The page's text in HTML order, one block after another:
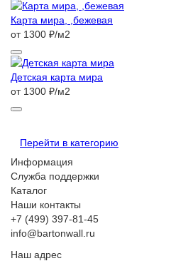
Карта мира, ,бежевая
от 1300 ₽/м2
Детская карта мира
от 1300 ₽/м2
Перейти в категорию
Информация
Служба поддержки
Каталог
Наши контакты
+7 (499) 397-81-45
info@bartonwall.ru
Наш адрес